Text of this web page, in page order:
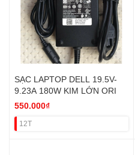
SẠC LAPTOP DELL 19.5V-
9.23A 180W KIM LỚN ORI
550.000₫
12T